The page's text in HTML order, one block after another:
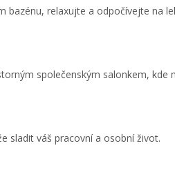
bazénu, relaxujte a odpočívejte na
společenským salonkem, kde
sladit váš pracovní a osobní život.